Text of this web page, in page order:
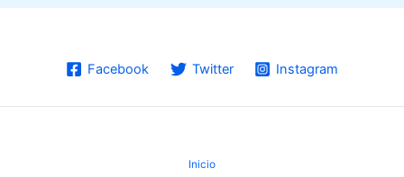
Facebook Twitter Instagram
Inicio